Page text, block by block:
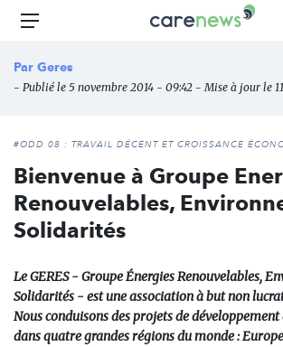
Aller
principal
Carenews,
des
l'engagement
Menu
Par Geres
- Publié le 5 novembre 2014 - 09:42 - Mise à jour le
#ODD 08 : TRAVAIL DÉCENT ET CROISSANCE
Bienvenue à Groupe
Renouvelables,
Solidarités
Le GERES - Groupe Énergies Renouvelables,
Solidarités - est une association à but non
Nous conduisons des projets de
dans quatre grandes régions du monde :